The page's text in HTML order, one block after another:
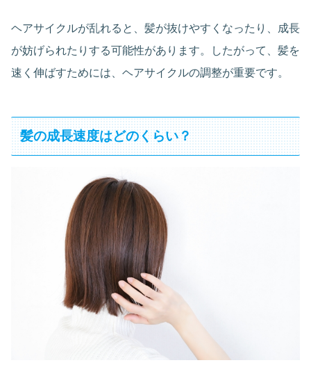
ヘアサイクルが乱れると、髪が抜けやすくなったり、成長
が妨げられたりする可能性があります。したがって、髪を
速く伸ばすためには、ヘアサイクルの調整が重要です。
髪の成長速度はどのくらい？